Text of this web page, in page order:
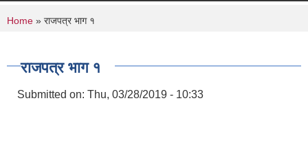
You are here
Home » राजपत्र भाग १
राजपत्र भाग १
Submitted on: Thu, 03/28/2019 - 10:33